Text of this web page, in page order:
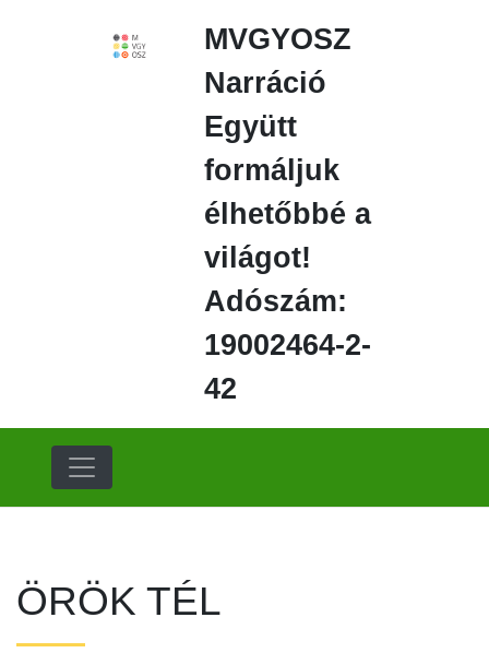
MVGYOSZ
Narráció
Együtt
formáljuk
élhetőbbé a
világot!
Adószám:
19002464-2-
42
ÖRÖK TÉL